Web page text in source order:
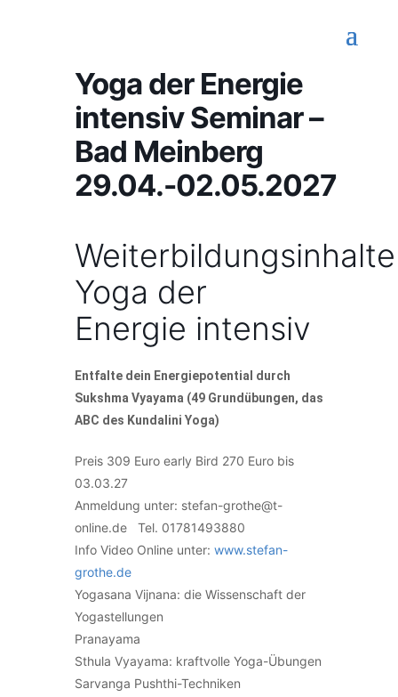
Yoga der Energie
intensiv Seminar –
Bad Meinberg
29.04.-02.05.2027
Weiterbildungsinhalte
Yoga der
Energie intensiv
Entfalte dein Energiepotential durch
Sukshma Vyayama (49 Grundübungen, das
ABC des Kundalini Yoga)
Preis 309 Euro early Bird 270 Euro bis
03.03.27
Anmeldung unter: stefan-grothe@t-
online.de Tel. 01781493880
Info Video Online unter: www.stefan-
grothe.de
Yogasana Vijnana: die Wissenschaft der
Yogastellungen
Pranayama
Sthula Vyayama: kraftvolle Yoga-Übungen
Sarvanga Pushthi-Techniken